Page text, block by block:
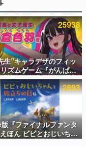
グ
ビュー数万以上！ などな
ァミ渾身の“殿堂入り”記
25938
生”キャラデザのフィッ
ズムゲーム『がんば
リズム』Steamストア
公開。キャラクターの
向葵ゅかさん
2893
『ファイナルファンタ
ほん ビビとおじいちゃ
ちの日に』が半額の